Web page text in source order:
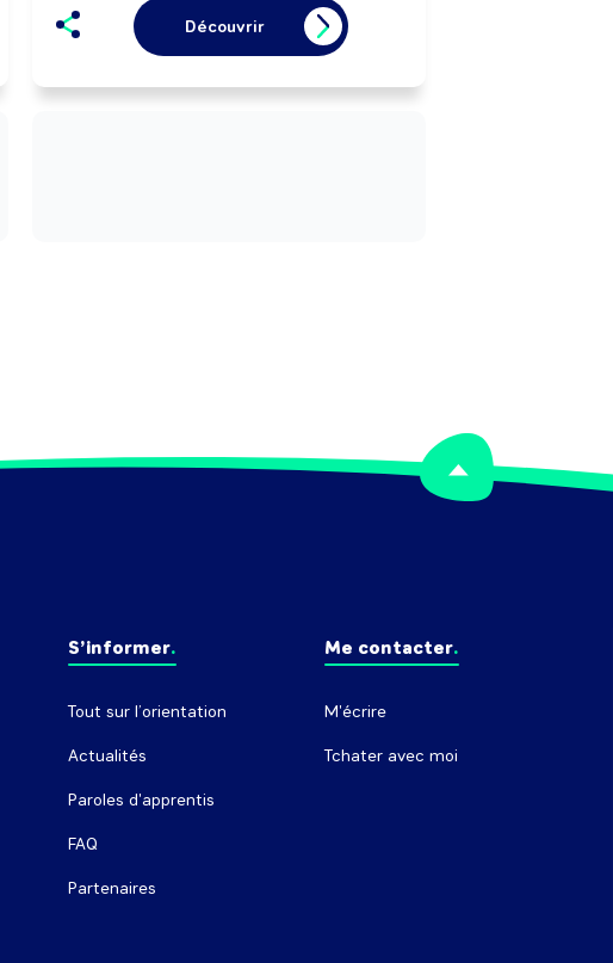
particulier (desserts, poissons, viandes,
...).
Peut élaborer des plats, des menus.
Découvrir
S’informer
Tout sur l’orientation
Actualités
Paroles d'apprentis
FAQ
Partenaires
Me contacter
M'écrire
Tchater avec moi